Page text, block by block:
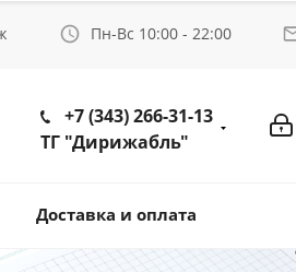
Пн-Вс 10:00 - 22:00
+7 (343) 266-31-13
ТГ "Дирижабль"
Доставка и оплата